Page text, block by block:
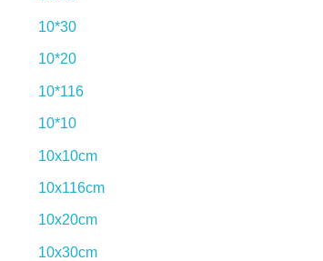
10*30
10*20
10*116
10*10
10x10cm
10x116cm
10x20cm
10x30cm